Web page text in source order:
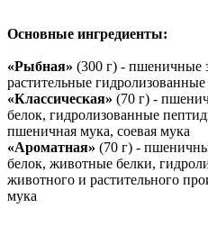
Основные ингредиенты:
«Рыбная» (300 г) - пшеничные
растительные
«Классическая» (70 г) -
белок, гидролизованные
пшеничная мука, соевая мука
«Ароматная» (70 г) -
белок, животные белки,
животного и растительного
мука